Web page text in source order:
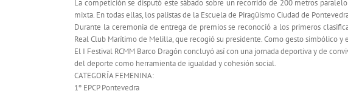
La competición se disputó este sábado sobre un recorrido de 200 metros
mixta. En todas ellas, los palistas de la Escuela de Piragüismo Ciudad de
Durante la ceremonia de entrega de premios se reconoció a los primeros
Real Club Marítimo de Melilla, que recogió su presidente. Como gesto simbólico
El I Festival RCMM Barco Dragón concluyó así con una jornada deportiva y de
del deporte como herramienta de igualdad y cohesión social.
CATEGORÍA FEMENINA:
1º EPCP Pontevedra